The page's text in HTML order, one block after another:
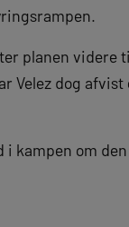
planen
Velez dog
i kampen om